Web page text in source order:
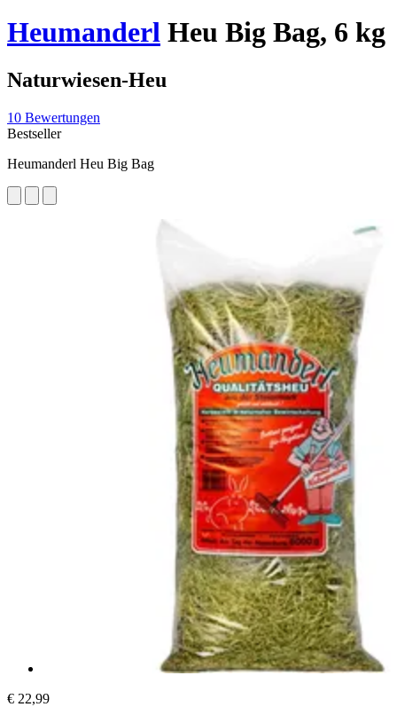
Heumanderl Heu Big Bag, 6 kg
Naturwiesen-Heu
10 Bewertungen
Bestseller
Heumanderl Heu Big Bag
€ 22,99